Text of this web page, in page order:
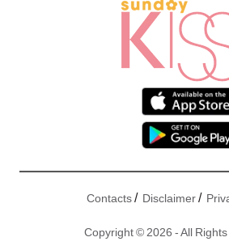
Contacts/ Disclaimer/
Copyright © 2026 - All